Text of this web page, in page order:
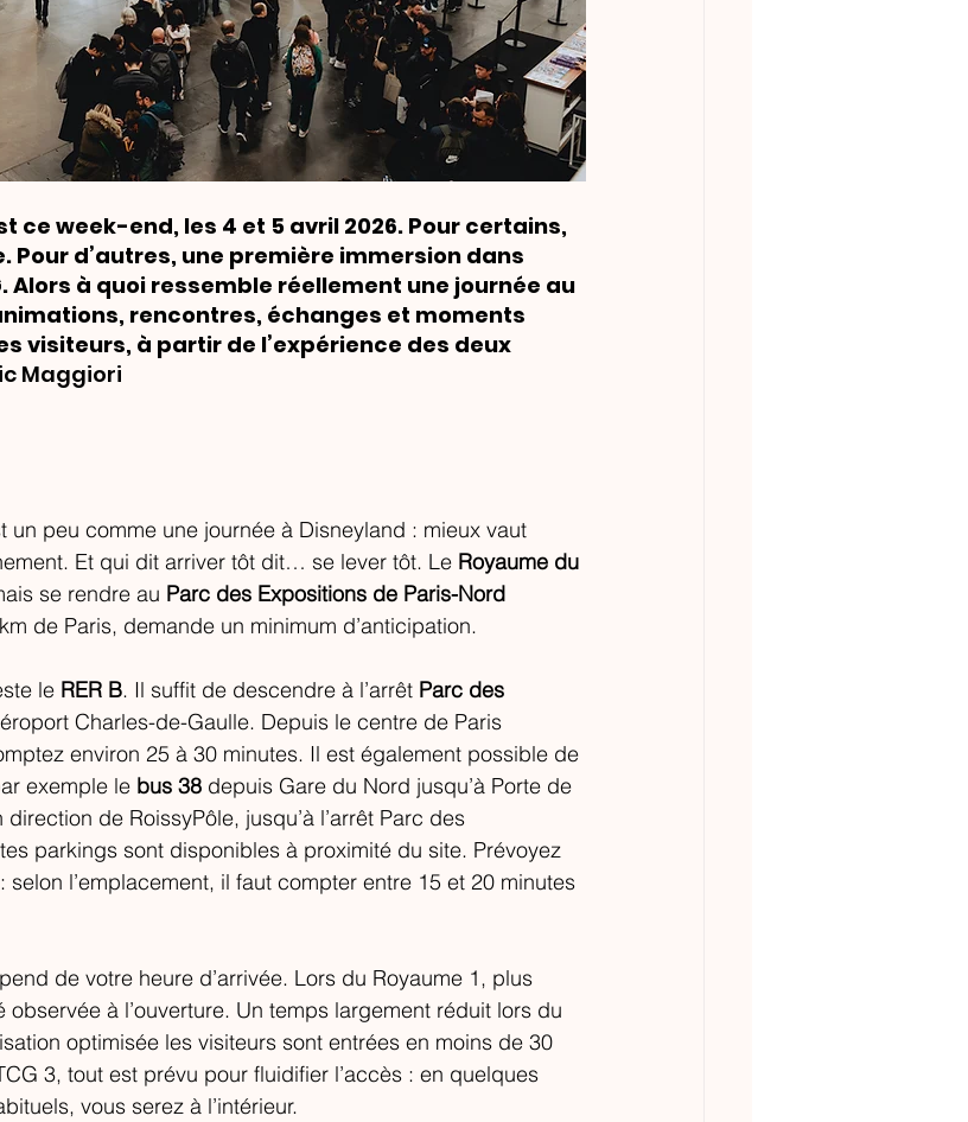
ce week-end, les 4 et 5 avril 2026. Pour certains,
Pour d’autres, une première immersion dans
Alors à quoi ressemble réellement une journée au
rencontres, échanges et moments
visiteurs, à partir de l’expérience des deux
Maggiori
un peu comme une journée à Disneyland : mieux vaut
Et qui dit arriver tôt dit… se lever tôt. Le Royaume du
se rendre au Parc des Expositions de Paris-Nord
de Paris, demande un minimum d’anticipation.
le RER B. Il suffit de descendre à l’arrêt Parc des
Charles-de-Gaulle. Depuis le centre de Paris
environ 25 à 30 minutes. Il est également possible de
exemple le bus 38 depuis Gare du Nord jusqu’à Porte de
direction de RoissyPôle, jusqu’à l’arrêt Parc des
parkings sont disponibles à proximité du site. Prévoyez
l’emplacement, il faut compter entre 15 et 20 minutes
de votre heure d’arrivée. Lors du Royaume 1, plus
observée à l’ouverture. Un temps largement réduit lors du
optimisée les visiteurs sont entrées en moins de 30
3, tout est prévu pour fluidifier l’accès : en quelques
vous serez à l’intérieur.